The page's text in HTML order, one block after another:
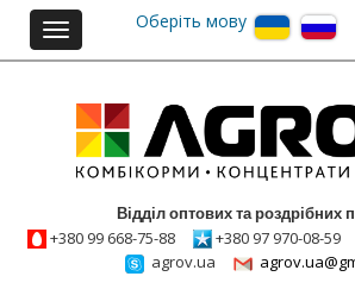
Toggle
navigation
Оберіть мову
Відділ оптових та роздрібних
+380 99 668-75-88
+380 97 970-08-59
agrov.ua